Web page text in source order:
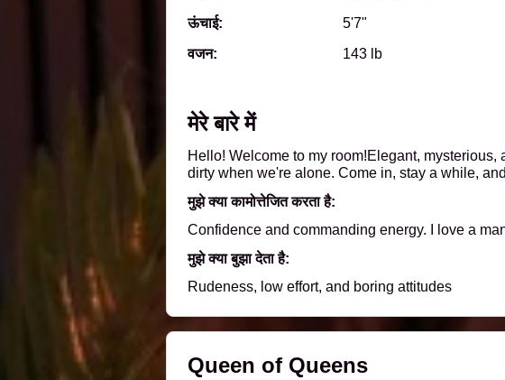
ऊंचाई:
5'7"
वजन:
143 lb
मेरे बारे में
Hello! Welcome to my room!Elegant, mysterious,
dirty when we're alone. Come in, stay a while,
मुझे क्या कामोत्तेजित करता है:
Confidence and commanding energy. I love a
मुझे क्या बुझा देता है:
Rudeness, low effort, and boring attitudes
Queen of Queens